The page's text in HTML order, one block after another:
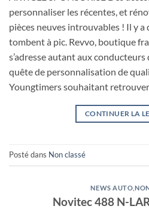
personnaliser les récentes, et
pièces neuves introuvables ! Il y a
tombent à pic. Revvo, boutique
s’adresse autant aux
quête de personnalisation de
Youngtimers souhaitant
CONTINUER LA
Posté dans Non classé
NEWS AUTO
Novitec 488 N-